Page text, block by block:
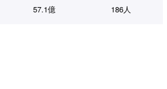
57.1億 186人